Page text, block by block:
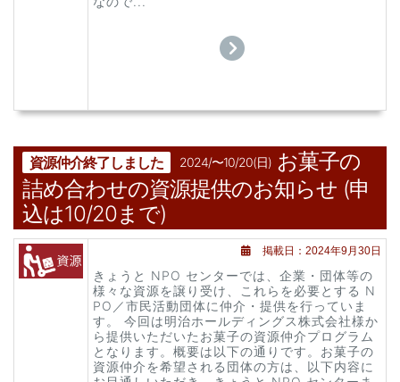
資源仲介終了しました 2024/〜10/20(日) お菓子の
詰め合わせの資源提供のお知らせ (申
込は10/20まで)
掲載日：2024年9月30日
きょうと NPO センターでは、企業・団体等の
様々な資源を譲り受け、これらを必要とする N
PO／市民活動団体に仲介・提供を行っていま
す。 今回は明治ホールディングス株式会社様か
ら提供いただいたお菓子の資源仲介プログラム
となります。概要は以下の通りです。お菓子の
資源仲介を希望される団体の方は、以下内容に